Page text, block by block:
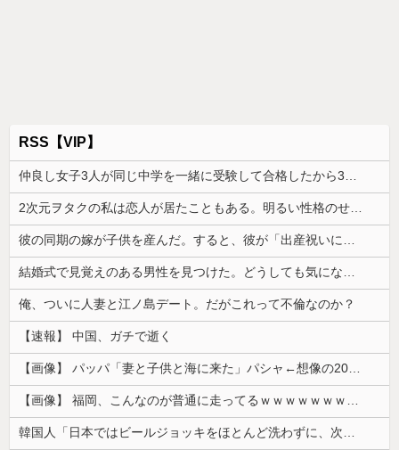
RSS【VIP】
俺、ついに人妻と江ノ島デート。だがこれって不倫なのか？
【速報】 中国、ガチで逝く